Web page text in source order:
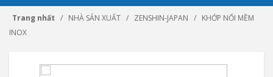
Trang nhất NHÀ SẢN XUẤT ZENSHIN-JAPAN
KHỚP NỐI MỀM
INOX